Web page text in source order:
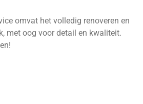
omvat het volledig renoveren en
met oog voor detail en kwaliteit.